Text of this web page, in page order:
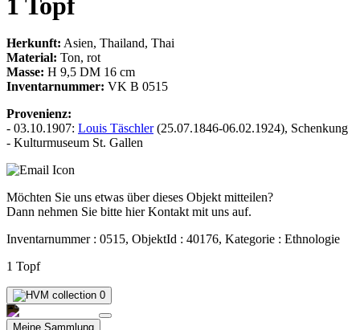
1 Topf
Herkunft: Asien, Thailand, Thai
Material: Ton, rot
Masse: H 9,5 DM 16 cm
Inventarnummer: VK B 0515
Provenienz:
- 03.10.1907: Louis Täschler(25.07.1846-06.02.1924), Schenkung
- Kulturmuseum St. Gallen
Möchten Sie uns etwas über dieses Objekt mitteilen?
Dann nehmen Sie bitte hier Kontakt mit uns auf.
Inventarnummer : 0515, ObjektId : 40176, Kategorie : Ethnologie
1 Topf
0
Meine Sammlung